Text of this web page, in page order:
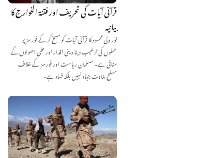
قرآنی آیات کی تحریف اور فتنۃ الخوارج کا
بیانیہ
نور ولی محسود کا قرآنی آیات کو مسخ کر کے فورسز پر
حملوں کی ترغیب دینا دینی اقدار اور علمی اصولوں کے
منافی ہے۔ مسلمان ریاست اور فورسز کے خلاف
مسلح بغاوت جہاد نہیں بلکہ فساد ہے۔